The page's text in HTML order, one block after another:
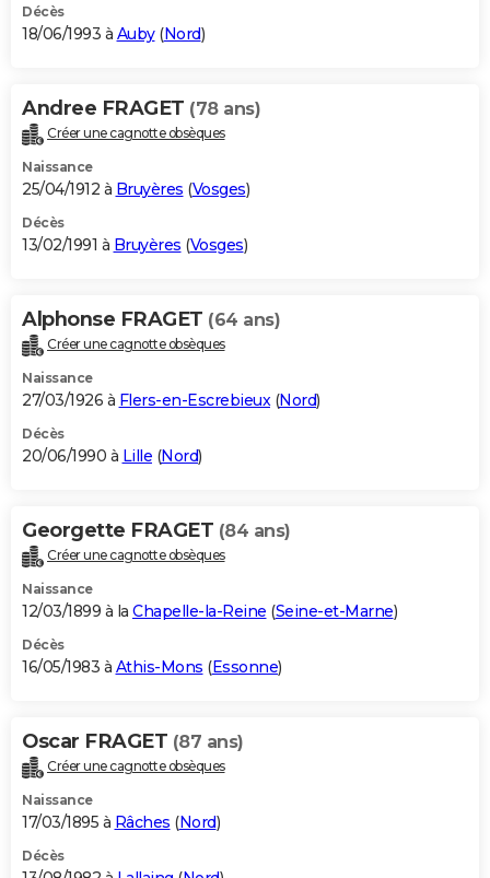
Décès
18/06/1993 à Auby(Nord)
Andree FRAGET (78 ans)
Créer une cagnotte obsèques
Naissance
25/04/1912 à Bruyères (Vosges)
Décès
13/02/1991 à Bruyères (Vosges)
Alphonse FRAGET (64 ans)
Créer une cagnotte obsèques
Naissance
27/03/1926 à Flers-en-Escrebieux(Nord)
Décès
20/06/1990 à Lille (Nord)
Georgette FRAGET (84 ans)
Créer une cagnotte obsèques
Naissance
12/03/1899 à la Chapelle-la-Reine (Seine-et-Marne)
Décès
16/05/1983 à Athis-Mons (Essonne)
Oscar FRAGET (87 ans)
Créer une cagnotte obsèques
Naissance
17/03/1895 à Râches (Nord)
Décès